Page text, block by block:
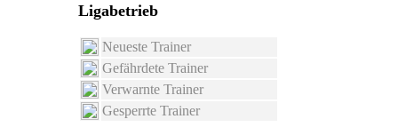
Ligabetrieb
Neueste Trainer
Gefährdete Trainer
Verwarnte Trainer
Gesperrte Trainer